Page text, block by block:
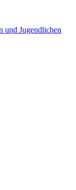
und Jugendlichen